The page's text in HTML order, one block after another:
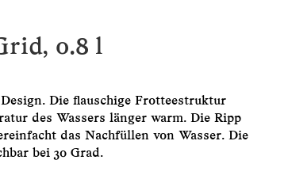
0.8 l
Die flauschige Frotteestruktur
des Wassers länger warm. Die Ripp
das Nachfüllen von Wasser. Die
bei 30 Grad.